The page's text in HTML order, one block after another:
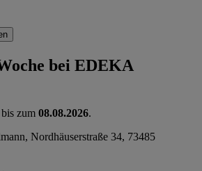
bei EDEKA
bis zum 08.08.2026.
Nordhäuserstraße 34, 73485